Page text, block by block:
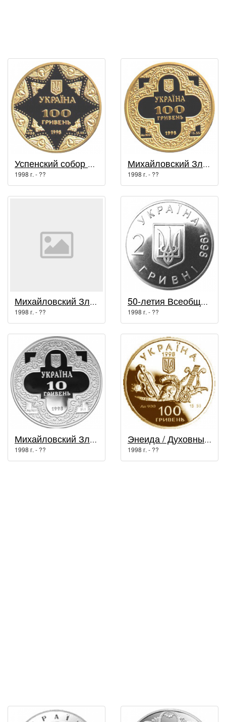
Успенский собор Киево-Печерской лавры / Духовные сокровища Украины
1998 г. - ??
Михайловский Златоверхий собор / Духовные сокровища Украины
1998 г. - ??
Михайловский Златоверхий собор / Духовные сокровища Украины
1998 г. - ??
50-летия Всеобщей декларации прав человека / Другие монеты
1998 г. - ??
Михайловский Златоверхий собор / Духовные сокровища Украины
1998 г. - ??
Энеида / Духовные сокровища Украины
1998 г. - ??